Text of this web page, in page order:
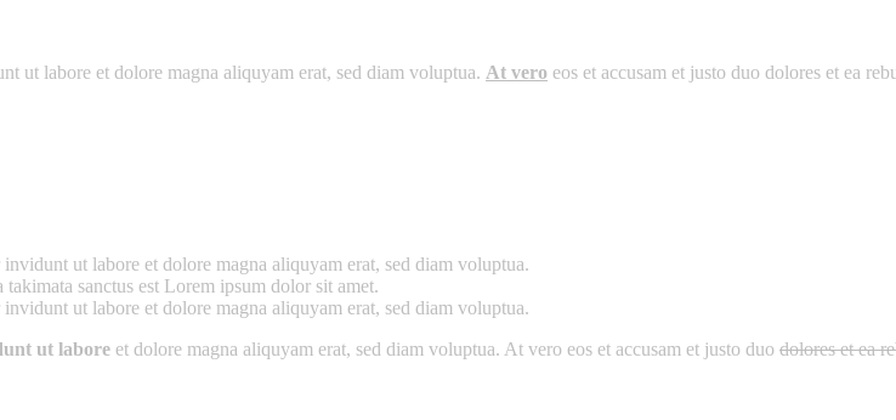
ut labore et dolore magna aliquyam erat, sed diam voluptua. At vero eos et accusam et justo duo dolores et ea
ut labore et dolore magna aliquyam erat, sed diam voluptua.
sanctus est Lorem ipsum dolor sit amet.
ut labore et dolore magna aliquyam erat, sed diam voluptua.
ut labore et dolore magna aliquyam erat, sed diam voluptua. At vero eos et accusam et justo duo dolores et ea